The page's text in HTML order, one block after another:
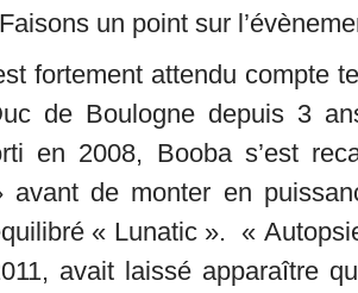
un point sur
fortement attendu compte
de Boulogne depuis 3
en 2008, Booba s’est
avant de monter en
« Lunatic ». «
avait laissé apparaître